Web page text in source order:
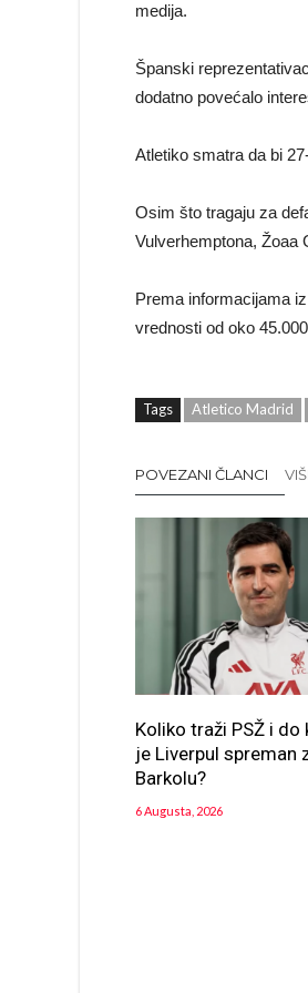
medija.
Španski
dodatno povećalo
Atletiko smatra da bi
Osim što tragaju za
Vulverhemptona, Žoaa
Prema informacijama
vrednosti od oko
Tags Atletico Madrid
POVEZANI ČLANCI
Koliko traži PSŽ i
je Liverpul spreman
Barkolu?
6 Augusta, 2026